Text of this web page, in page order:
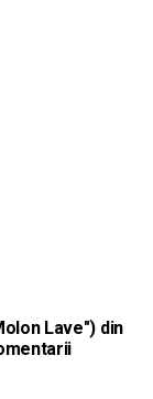
Lave") din